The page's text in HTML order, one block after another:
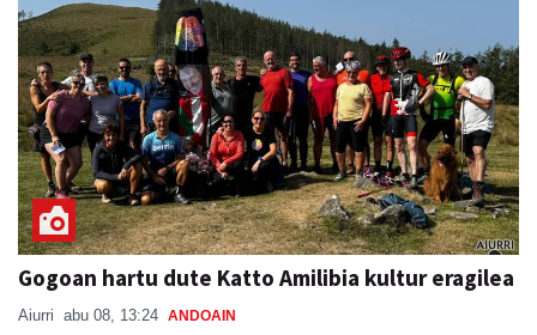
Gogoan hartu dute Katto Amilibia kultur eragilea
Aiurri abu 08, 13:24 ANDOAIN